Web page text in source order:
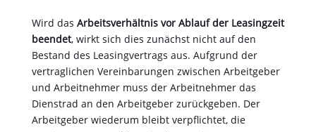
Wird das Arbeitsverhältnis vor Ablauf der Leasingzeit
beendet, wirkt sich dies zunächst nicht auf den
Bestand des Leasingvertrags aus. Aufgrund der
vertraglichen Vereinbarungen zwischen Arbeitgeber
und Arbeitnehmer muss der Arbeitnehmer das
Dienstrad an den Arbeitgeber zurückgeben. Der
Arbeitgeber wiederum bleibt verpflichtet, die